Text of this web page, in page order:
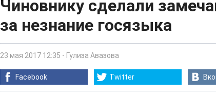
Чиновнику сделали
за незнание госязыка
23 мая 2017 12:35 - Гулиза Авазова
Facebook Twitter